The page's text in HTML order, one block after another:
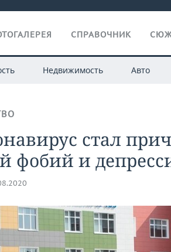
СПРАВОЧНИК
Недвижимость Авто
стал
фобий и